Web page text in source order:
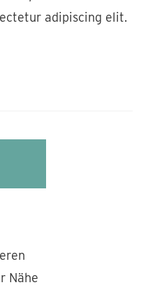
adipiscing elit.
Nähe